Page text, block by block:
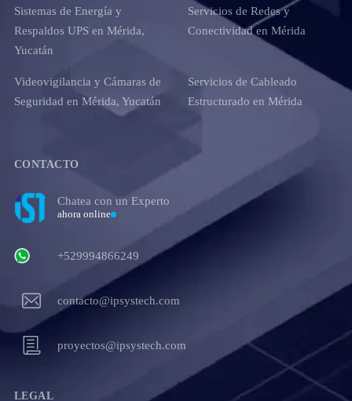
Sistemas de Energía y
Respaldos UPS en Mérida,
Yucatán
Servicios de Redes y
Conectividad en Mérida
Videovigilancia y Cámaras de
Seguridad en Mérida, Yucatán
Servicios de Cableado
Estructurado en Mérida
CONTACTO
Chatea con un Experto
ahora online
+529994866249
contacto@ipsystech.com
proyectos@ipsystech.com
LEGAL